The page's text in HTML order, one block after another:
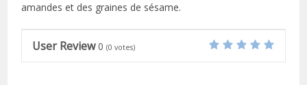
amandes et des graines de sésame.
User Review 0 (0 votes)